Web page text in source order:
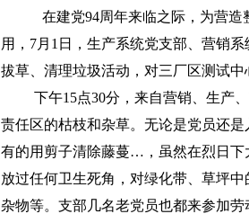
在建党94周年来临之际，为营
用， 7月 1 日，生产系统党支部、营销
拔草、清理垃圾活动，对三厂区测试
下午15点30分，来自营销、生产
责任区的枯枝和杂草。无论是党员还
有的用剪子清除藤蔓…，虽然在烈日下
放过任何卫生死角，对绿化带、草坪
杂物等。支部几名老党员也都来参加